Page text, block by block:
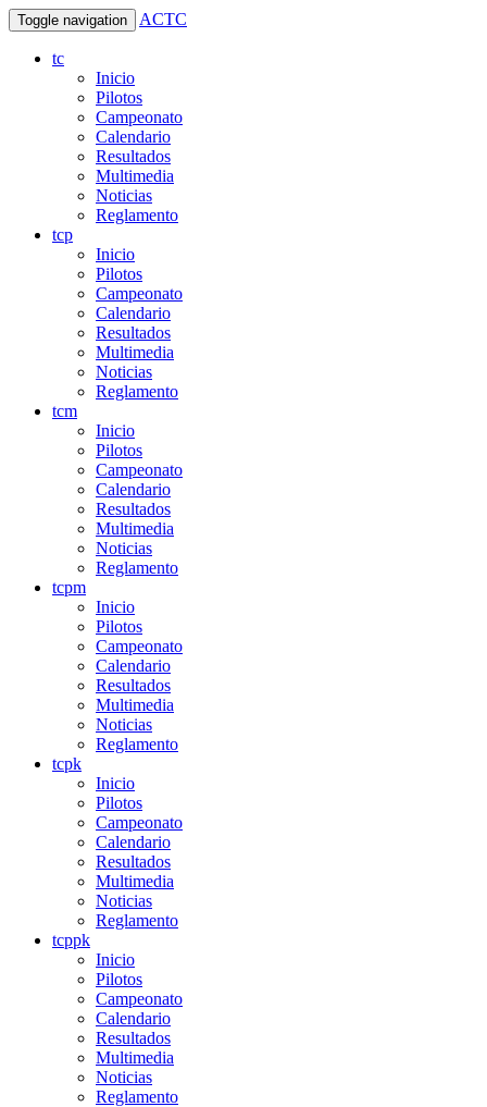
Toggle navigation ACTC
tc
Inicio
Pilotos
Campeonato
Calendario
Resultados
Multimedia
Noticias
Reglamento
tcp
Inicio
Pilotos
Campeonato
Calendario
Resultados
Multimedia
Noticias
Reglamento
tcm
Inicio
Pilotos
Campeonato
Calendario
Resultados
Multimedia
Noticias
Reglamento
tcpm
Inicio
Pilotos
Campeonato
Calendario
Resultados
Multimedia
Noticias
Reglamento
tcpk
Inicio
Pilotos
Campeonato
Calendario
Resultados
Multimedia
Noticias
Reglamento
tcppk
Inicio
Pilotos
Campeonato
Calendario
Resultados
Multimedia
Noticias
Reglamento